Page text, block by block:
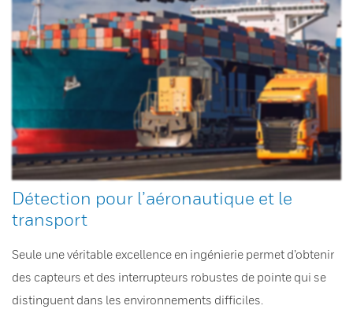
Détection pour l’aéronautique et le
transport
Seule une véritable excellence en ingénierie permet d’obtenir
des capteurs et des interrupteurs robustes de pointe qui se
distinguent dans les environnements difficiles.